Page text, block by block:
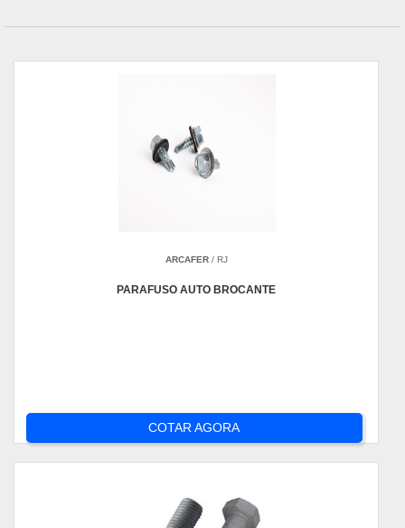
ARCAFER/ RJ
PARAFUSO AUTO BROCANTE
COTAR AGORA